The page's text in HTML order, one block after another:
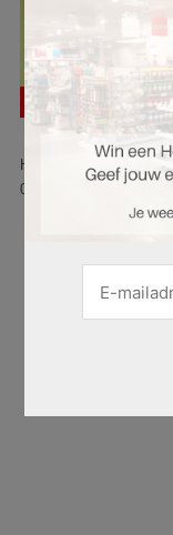
Hier is pagina 1 van 41
06.07.2026 tot